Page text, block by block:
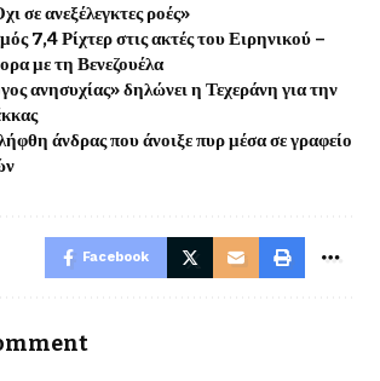
σε ανεξέλεγκτες ροές»
7,4 Ρίχτερ στις ακτές του Ειρηνικού –
με τη Βενεζουέλα
ανησυχίας» δηλώνει η Τεχεράνη για την
άνδρας που άνοιξε πυρ μέσα σε γραφείο
Facebook